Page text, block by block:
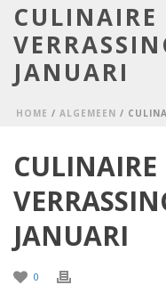
CULINAIRE
JANUARI
HOME / ALGEMEEN /
CULINAIRE
JANUARI
0